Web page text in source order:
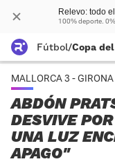
Relevo: todo
100% deporte.
Fútbol/Copa
MALLORCA 3 - GIRONA
ABDÓN
DESVIVE
UNA LUZ
APAGO"